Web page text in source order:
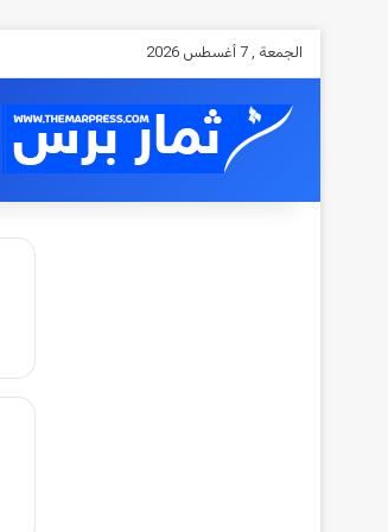
الجمعة , 7 أغسطس 2026